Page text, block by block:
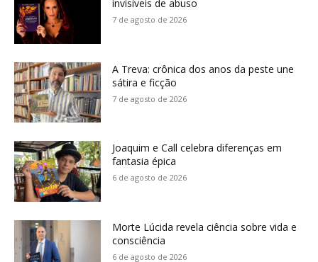
invisíveis de abuso
7 de agosto de 2026
A Treva: crônica dos anos da peste une
sátira e ficção
7 de agosto de 2026
Joaquim e Call celebra diferenças em
fantasia épica
6 de agosto de 2026
Morte Lúcida revela ciência sobre vida e
consciência
6 de agosto de 2026